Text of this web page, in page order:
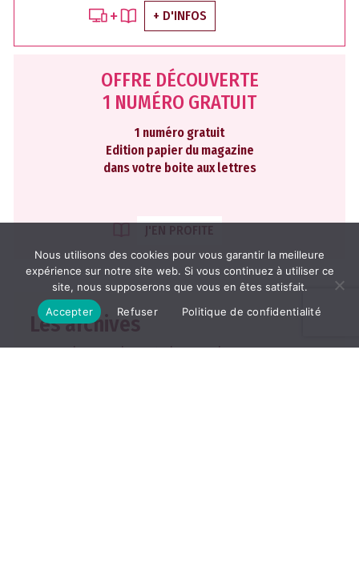
+ D'INFOS
OFFRE DÉCOUVERTE
1 NUMÉRO GRATUIT
1 numéro gratuit
Edition papier du magazine
dans votre boite aux lettres
J'EN PROFITE
Les archives
2026 2025 2024 2023 2022
Nous utilisons des cookies pour vous garantir la meilleure
expérience sur notre site web. Si vous continuez à utiliser ce
site, nous supposerons que vous en êtes satisfait.
Accepter
Refuser Politique de confidentialité